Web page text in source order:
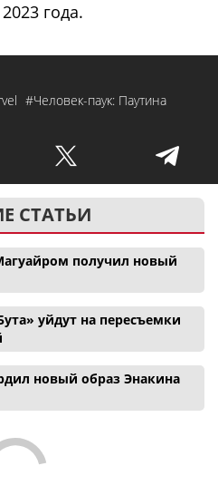
года.
#Человек-паук: Паутина
СТАТЬИ
получил новый
уйдут на пересъемки
новый образ Энакина